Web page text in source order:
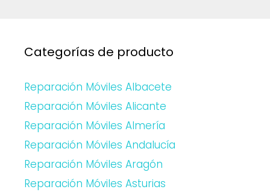
Categorías de producto
Reparación Móviles Albacete
Reparación Móviles Alicante
Reparación Móviles Almería
Reparación Móviles Andalucía
Reparación Móviles Aragón
Reparación Móviles Asturias